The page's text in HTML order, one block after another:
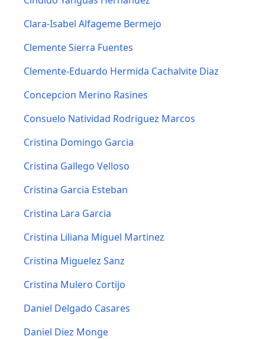
Clara-Isabel Alfageme Bermejo
Clemente Sierra Fuentes
Clemente-Eduardo Hermida Cachalvite Diaz
Concepcion Merino Rasines
Consuelo Natividad Rodriguez Marcos
Cristina Domingo Garcia
Cristina Gallego Velloso
Cristina Garcia Esteban
Cristina Lara Garcia
Cristina Liliana Miguel Martinez
Cristina Miguelez Sanz
Cristina Mulero Cortijo
Daniel Delgado Casares
Daniel Diez Monge